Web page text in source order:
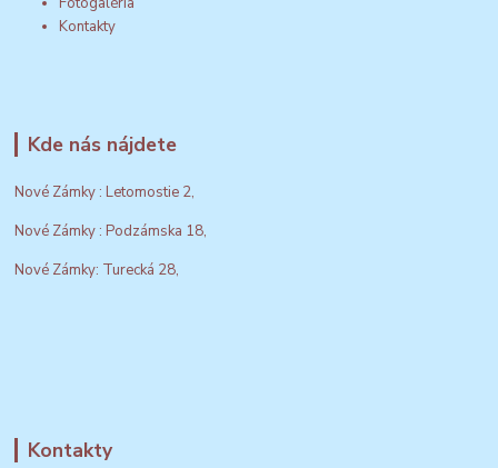
Kontakty
Kde nás nájdete
Nové Zámky : Letomostie 2,
Nové Zámky : Podzámska 18,
Nové Zámky: Turecká 28,
Kontakty